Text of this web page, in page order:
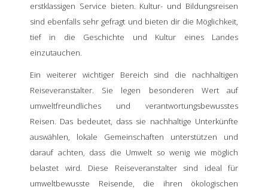
erstklassigen Service bieten. Kultur- und Bildungsreisen
sind ebenfalls sehr gefragt und bieten dir die Möglichkeit,
tief in die Geschichte und Kultur eines Landes
einzutauchen.
Ein weiterer wichtiger Bereich sind die nachhaltigen
Reiseveranstalter. Sie legen besonderen Wert auf
umweltfreundliches und verantwortungsbewusstes
Reisen. Das bedeutet, dass sie nachhaltige Unterkünfte
auswählen, lokale Gemeinschaften unterstützen und
darauf achten, dass die Umwelt so wenig wie möglich
belastet wird. Diese Reiseveranstalter sind ideal für
umweltbewusste Reisende, die ihren ökologischen